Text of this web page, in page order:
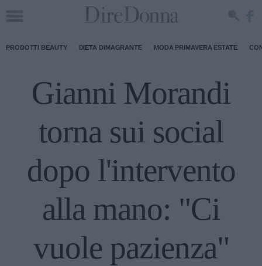
PRODOTTI BEAUTY DIETA DIMAGRANTE MODA PRIMAVERA ESTATE
Gianni Morandi
torna sui social
dopo l'intervento
alla mano: "Ci
vuole pazienza"